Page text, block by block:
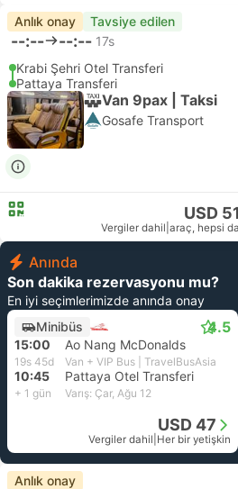
Anlık onay Tavsiye edilen
--:-- --:-- 17s
Krabi Şehri Otel Transferi
Pattaya Transferi
Van 9pax | Taksi
Gosafe Transport
USD
Vergiler dahil araç, hepsi
Anında
Son dakika rezervasyonu mu?
En iyi seçimlerimizde anında onay
Minibüs
4.5
15:00 Ao Nang McDonalds
19s 45d Van + VIP Bus | TravelBusAsia
10:45 Pattaya Otel Transferi
+ 1 gün Varış: Çar, Ağu 12
USD 47
Vergiler dahil Her bir yetişkin
Anlık onay